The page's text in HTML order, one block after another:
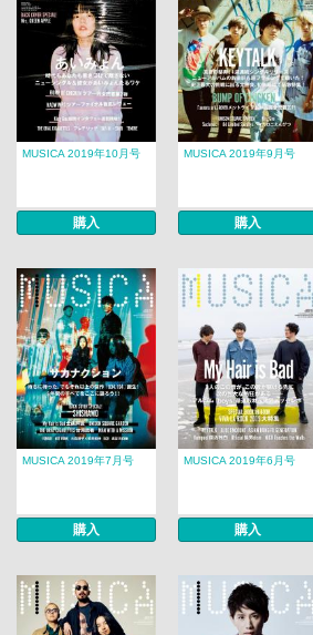
MUSICA 2019年10月号
購入
MUSICA 2019年9月号
購入
MUSICA 2019年7月号
購入
MUSICA 2019年6月号
購入